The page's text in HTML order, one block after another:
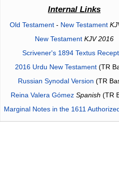
Internal Links
Old Testament- New Testament
New Testament KJV 2016
Scrivener's 1894 Textus
2016 Urdu New Testament(TR
Russian Synodal Version (TR
Reina Valera Gómez Spanish (TR
Marginal Notes in the 1611